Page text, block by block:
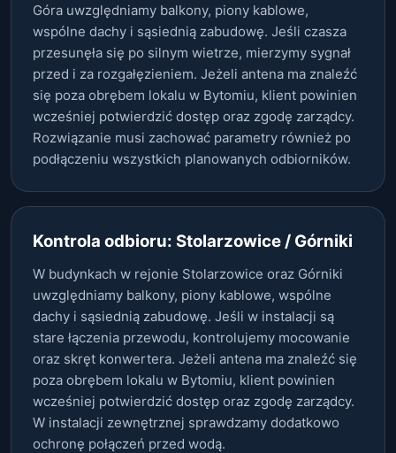
Góra uwzględniamy balkony, piony kablowe,
wspólne dachy i sąsiednią zabudowę. Jeśli czasza
przesunęła się po silnym wietrze, mierzymy sygnał
przed i za rozgałęzieniem. Jeżeli antena ma znaleźć
się poza obrębem lokalu w Bytomiu, klient powinien
wcześniej potwierdzić dostęp oraz zgodę zarządcy.
Rozwiązanie musi zachować parametry również po
podłączeniu wszystkich planowanych odbiorników.
Kontrola odbioru: Stolarzowice / Górniki
W budynkach w rejonie Stolarzowice oraz Górniki
uwzględniamy balkony, piony kablowe, wspólne
dachy i sąsiednią zabudowę. Jeśli w instalacji są
stare łączenia przewodu, kontrolujemy mocowanie
oraz skręt konwertera. Jeżeli antena ma znaleźć się
poza obrębem lokalu w Bytomiu, klient powinien
wcześniej potwierdzić dostęp oraz zgodę zarządcy.
W instalacji zewnętrznej sprawdzamy dodatkowo
ochronę połączeń przed wodą.